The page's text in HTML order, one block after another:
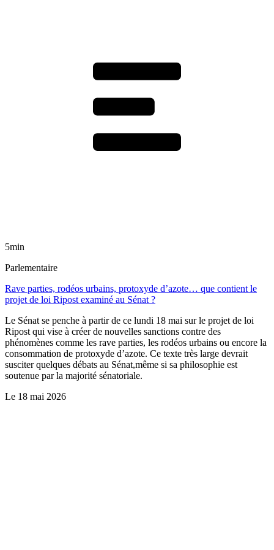
5min
Parlementaire
Rave parties, rodéos urbains, protoxyde d’azote… que contient le
projet de loi Ripost examiné au Sénat ?
Le Sénat se penche à partir de ce lundi 18 mai sur le projet de loi
Ripost qui vise à créer de nouvelles sanctions contre des
phénomènes comme les rave parties, les rodéos urbains ou encore la
consommation de protoxyde d’azote. Ce texte très large devrait
susciter quelques débats au Sénat,même si sa philosophie est
soutenue par la majorité sénatoriale.
Le 18 mai 2026